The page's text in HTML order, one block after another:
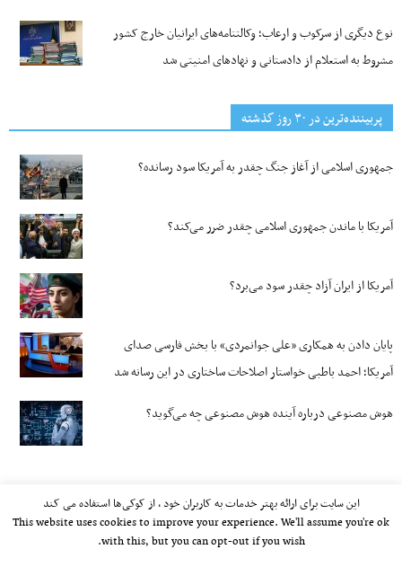
نوع دیگری از سرکوب و ارعاب؛ وکالتنامه‌های ایرانیان خارج کشور
مشروط به استعلام از دادستانی و نهادهای امنیتی شد
پربیننده‌ترین‌ در ۳۰ روز گذشته
جمهوری اسلامی از آغاز جنگ چقدر به آمریکا سود رسانده؟
آمریکا با ماندن جمهوری اسلامی چقدر ضرر می‌کند؟
آمریکا از ایران آزاد چقدر سود می‌برد؟
پایان دادن به همکاری «علی جوانمردی» با بخش فارسی صدای
آمریکا؛ احمد باطبی خواستار اصلاحات ساختاری در این رسانه شد
هوش مصنوعی درباره آینده هوش مصنوعی چه می‌گوید؟
این سایت برای ارائه بهتر خدمات به کاربران خود ، از کوکی‌ها استفاده می کند
This website uses cookies to improve your experience. We'll assume you're ok
with this, but you can opt-out if you wish.